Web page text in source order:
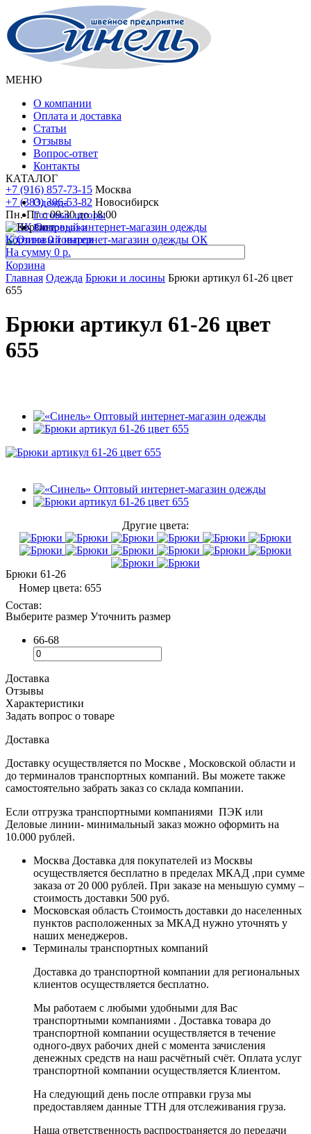
МЕНЮ
О компании
Оплата и доставка
Статьи
Отзывы
Вопрос-ответ
Контакты
+7 (916) 857-73-15 Москва
+7 (383) 306-53-82 Новосибирск
Пн.-Пт с 09:30 до 18:00
Корзина 0товаров
На сумму 0 р.
КАТАЛОГ
Одежда
Готовыешторы
Распродажа
Корзина
Главная Одежда Брюки и лосины Брюки артикул 61-26 цвет
655
Брюки артикул 61-26 цвет
655
Другие цвета:
Брюки 61-26
Номер цвета: 655
Состав:
Выберите размер Уточнить размер
66-68
Доставка
Отзывы
Характеристики
Задать вопрос о товаре
Доставка
Доставку осуществляется по Москве , Московской области и
до терминалов транспортных компаний. Вы можете также
самостоятельно забрать заказ со склада компании.
Если отгрузка транспортными компаниями ПЭК или
Деловые линии- минимальный заказ можно оформить на
10.000 рублей.
Москва Доставка для покупателей из Москвы
осуществляется бесплатно в пределах МКАД ,при сумме
заказа от 20 000 рублей. При заказе на меньшую сумму –
стоимость доставки 500 руб.
Московская область Стоимость доставки до населенных
пунктов расположенных за МКАД нужно уточнять у
наших менеджеров.
Терминалы транспортных компаний
Доставка до транспортной компании для региональных
клиентов осуществляется бесплатно.
Мы работаем с любыми удобными для Вас
транспортными компаниями . Доставка товара до
транспортной компании осуществляется в течение
одного-двух рабочих дней с момента зачисления
денежных средств на наш расчётный счёт. Оплата услуг
транспортной компании осуществляется Клиентом.
На следующий день после отправки груза мы
предоставляем данные ТТН для отслеживания груза.
Наша ответственность распространяется до передачи